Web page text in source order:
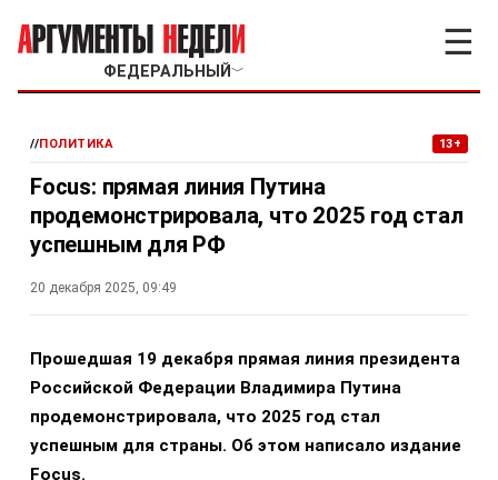
ФЕДЕРАЛЬНЫЙ ﹀
☰
//ПОЛИТИКА 13+
Focus: прямая линия Путина
продемонстрировала, что 2025 год стал
успешным для РФ
20 декабря 2025, 09:49
Прошедшая 19 декабря прямая линия президента
Российской Федерации Владимира Путина
продемонстрировала, что 2025 год стал
успешным для страны. Об этом написало издание
Focus.